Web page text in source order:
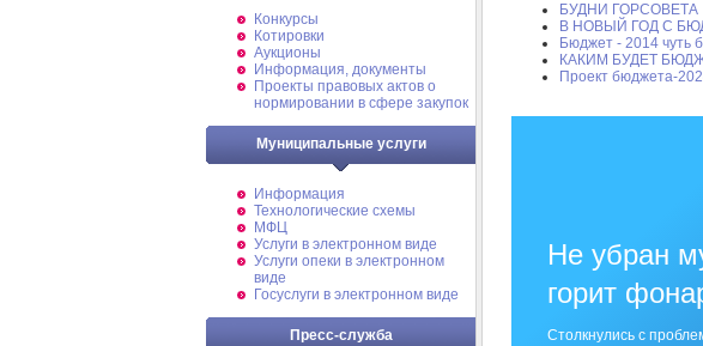
Конкурсы
Котировки
Аукционы
Информация, документы
Проекты правовых актов о
нормировании в сфере закупок
Муниципальные услуги
Информация
Технологические схемы
МФЦ
Услуги в электронном виде
Услуги опеки в электронном
виде
Госуслуги в электронном виде
Пресс-служба
БУДНИ ГОРСОВЕТА
В НОВЫЙ ГОД С
Бюджет - 2014 чуть
КАКИМ БУДЕТ
Проект бюджета-
Не убран
горит
Столкнулись с